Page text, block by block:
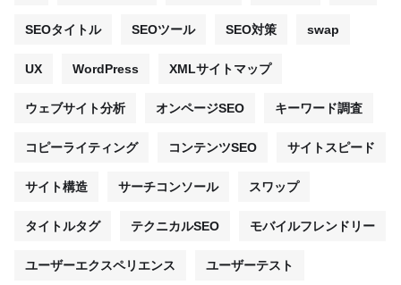
SEOタイトル SEOツール SEO対策 swap
UX WordPress XMLサイトマップ
ウェブサイト分析 オンページSEO キーワード調査
コピーライティング コンテンツSEO サイトスピード
サイト構造 サーチコンソール スワップ
タイトルタグ テクニカルSEO モバイルフレンドリー
ユーザーエクスペリエンス ユーザーテスト